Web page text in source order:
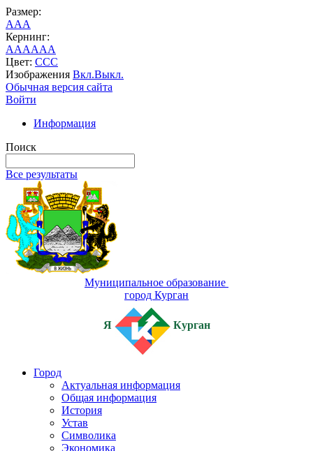
Размер:
AAA
Кернинг:
AAAAAA
Цвет: CCC
Изображения Вкл.Выкл.
Обычная версия сайта
Войти
Информация
Поиск
Все результаты
Муниципальное образование
город Курган
Я Курган
Город
Актуальная информация
Общая информация
История
Устав
Символика
Экономика